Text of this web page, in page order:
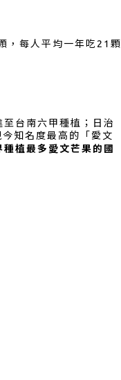
，每人平均一年吃21顆
台南六甲種植；日治
知名度最高的「愛文
植最多愛文芒果的國